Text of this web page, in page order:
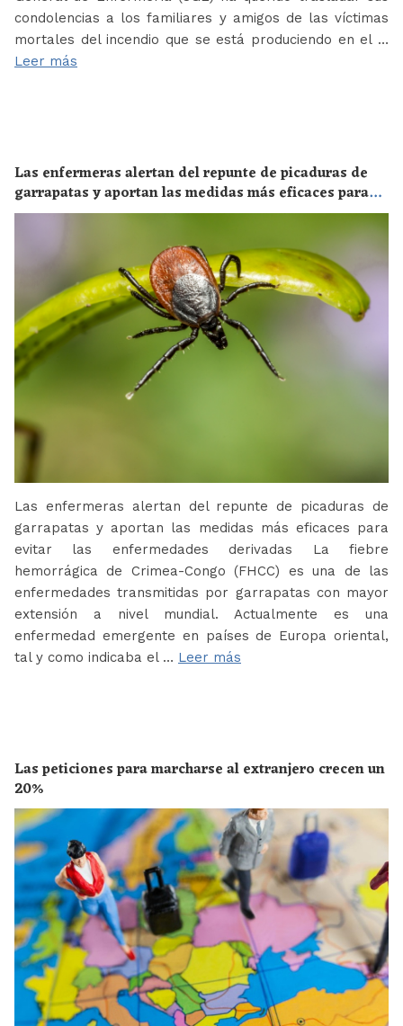
condolencias a los familiares y amigos de las víctimas
mortales del incendio que se está produciendo en el …
Leer más
Las enfermeras alertan del repunte de picaduras de
garrapatas y aportan las medidas más eficaces para
evitar las enfermedades derivadas
Las enfermeras alertan del repunte de picaduras de
garrapatas y aportan las medidas más eficaces para
evitar las enfermedades derivadas La fiebre
hemorrágica de Crimea-Congo (FHCC) es una de las
enfermedades transmitidas por garrapatas con mayor
extensión a nivel mundial. Actualmente es una
enfermedad emergente en países de Europa oriental,
tal y como indicaba el … Leer más
Las peticiones para marcharse al extranjero crecen un
20%